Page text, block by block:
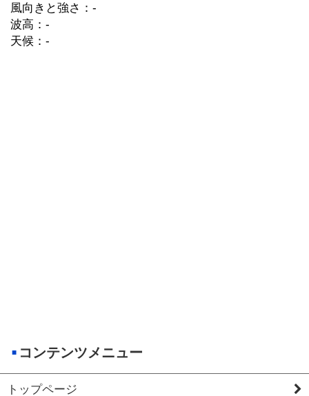
風向きと強さ：-
波高：-
天候：-
コンテンツメニュー
トップページ